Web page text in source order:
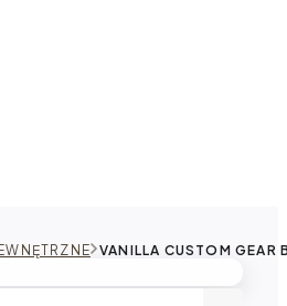
VANILLA CUSTOM GEAR